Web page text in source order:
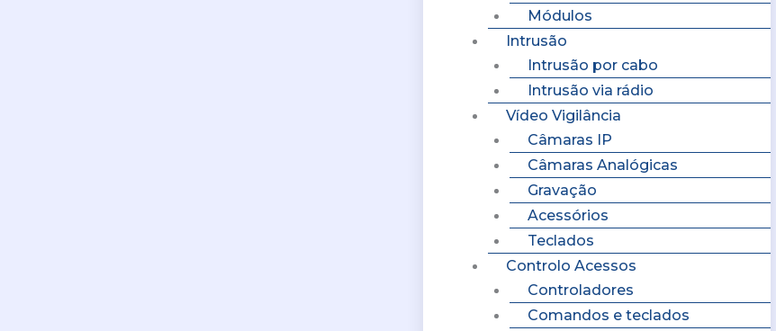
Módulos
Intrusão
Intrusão por cabo
Intrusão via rádio
Vídeo Vigilância
Câmaras IP
Câmaras Analógicas
Gravação
Acessórios
Teclados
Controlo Acessos
Controladores
Comandos e teclados